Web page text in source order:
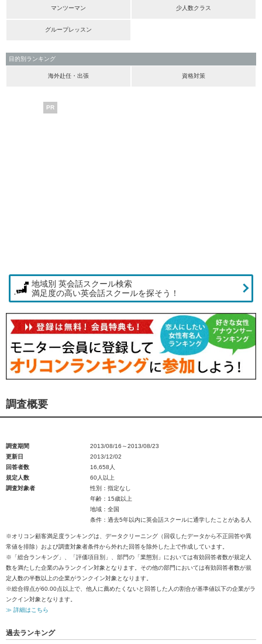
マンツーマン 少人数クラス
グループレッスン
目的別ランキング
海外赴任・出張 資格対策
PR
地域別 英会話スクール検索
満足度の高い英会話スクールを探そう！
調査概要
調査期間
2013/08/16～2013/08/23
更新日
2013/12/02
回答者数
16,658人
規定人数
60人以上
調査対象者
性別：指定なし
年齢：15歳以上
地域：全国
条件：過去5年以内に英会話スクールに通学したことがある人
※オリコン顧客満足度ランキングは、データクリーニング（回収したデータから不正回答や異
常値を排除）および調査対象者条件から外れた回答を除外した上で作成しています。
※「総合ランキング」、「評価項目別」、部門の「業態別」においては有効回答者数が規定人
数を満たした企業のみランクイン対象となります。その他の部門においては有効回答者数が規
定人数の半数以上の企業がランクイン対象となります。
※総合得点が60.00点以上で、他人に薦めたくないと回答した人の割合が基準値以下の企業がラ
ンクイン対象となります。
≫ 詳細はこちら
過去ランキング